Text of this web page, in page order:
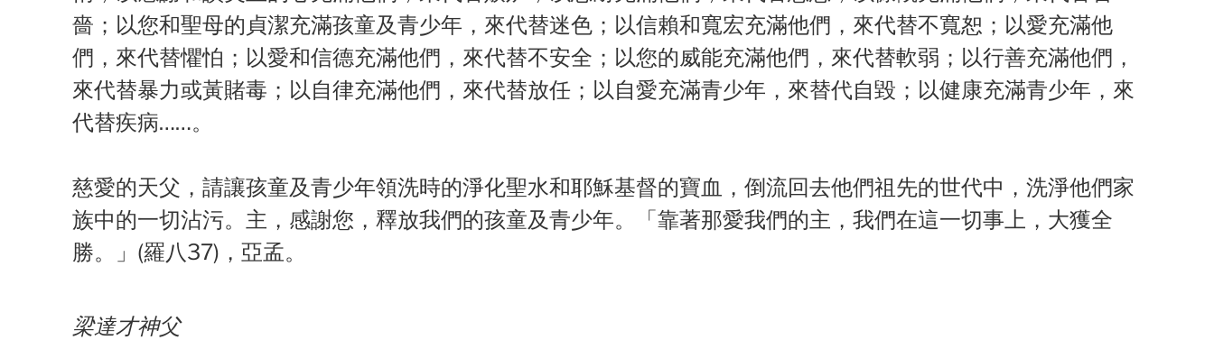
嗇；以您和聖母的貞潔充滿孩童及青少年，來代替迷色；以信賴和寬宏充滿他們，來代替不寬恕；以愛充滿他
們，來代替懼怕；以愛和信德充滿他們，來代替不安全；以您的威能充滿他們，來代替軟弱；以行善充滿他們，
來代替暴力或黃賭毒；以自律充滿他們，來代替放任；以自愛充滿青少年，來替代自毀；以健康充滿青少年，來
代替疾病……。
慈愛的天父，請讓孩童及青少年領洗時的淨化聖水和耶穌基督的寶血，倒流回去他們祖先的世代中，洗淨他們家
族中的一切沾污。主，感謝您，釋放我們的孩童及青少年。「靠著那愛我們的主，我們在這一切事上，大獲全
勝。」(羅八37)，亞孟。
梁達才神父